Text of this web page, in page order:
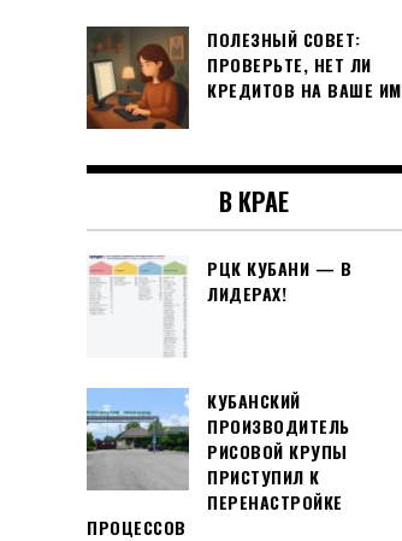
ПОЛЕЗНЫЙ СОВЕТ:
ПРОВЕРЬТЕ, НЕТ ЛИ
КРЕДИТОВ НА ВАШЕ
В КРАЕ
РЦК КУБАНИ — В
ЛИДЕРАХ!
КУБАНСКИЙ
ПРОИЗВОДИТЕЛЬ
РИСОВОЙ КРУПЫ
ПРИСТУПИЛ К
ПЕРЕНАСТРОЙКЕ
ПРОЦЕССОВ